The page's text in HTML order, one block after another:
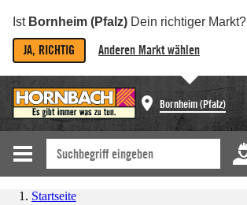
Ist Bornheim (Pfalz) Dein richtiger Markt?
JA, RICHTIG Anderen Markt wählen
Bornheim (Pfalz)
Startseite